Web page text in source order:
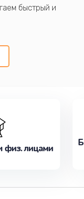
быстрый и
компонентов, а
удовлетворяя их
на ремонт уже
физ. лицами